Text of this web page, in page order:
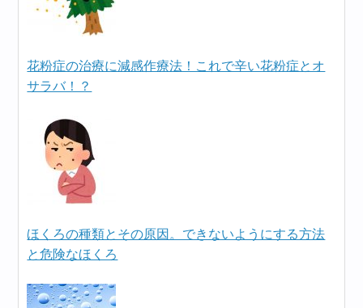
花粉症の治療に減感作療法！これで辛い花粉症とオ
サラバ！？
ほくろの種類とその原因。できないようにする方法
と危険なほくろ